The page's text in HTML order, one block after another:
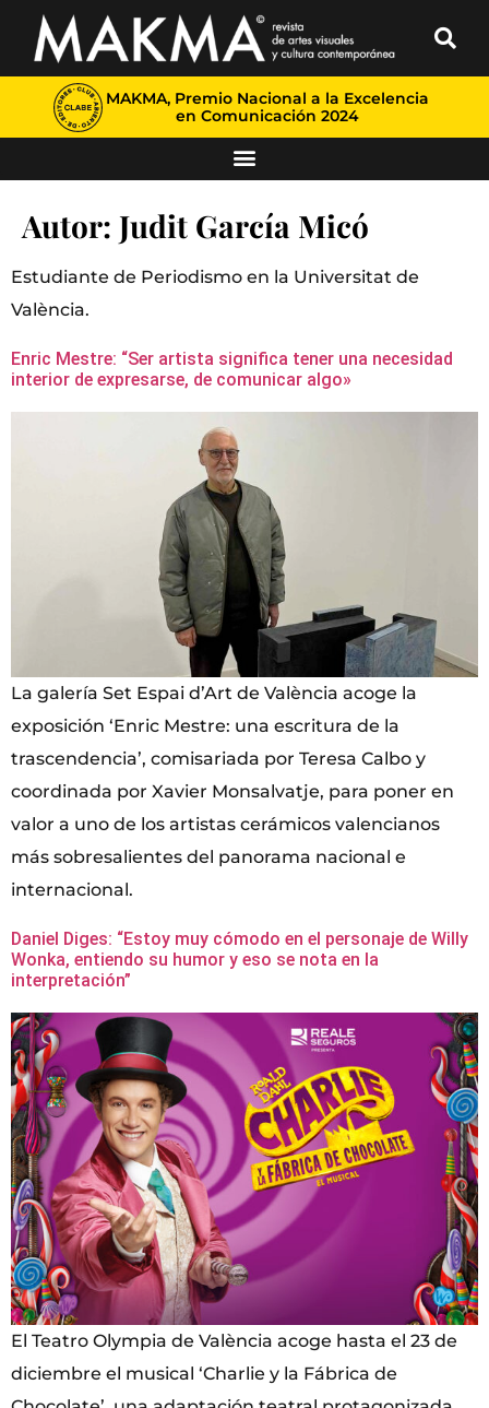
MAKMA, Premio Nacional a la Excelencia
en Comunicación 2024
Autor: Judit García Micó
Estudiante de Periodismo en la Universitat de
València.
Enric Mestre: “Ser artista significa tener una necesidad
interior de expresarse, de comunicar algo»
La galería Set Espai d’Art de València acoge la
exposición ‘Enric Mestre: una escritura de la
trascendencia’, comisariada por Teresa Calbo y
coordinada por Xavier Monsalvatje, para poner en
valor a uno de los artistas cerámicos valencianos
más sobresalientes del panorama nacional e
internacional.
Daniel Diges: “Estoy muy cómodo en el personaje de Willy
Wonka, entiendo su humor y eso se nota en la
interpretación”
El Teatro Olympia de València acoge hasta el 23 de
diciembre el musical ‘Charlie y la Fábrica de